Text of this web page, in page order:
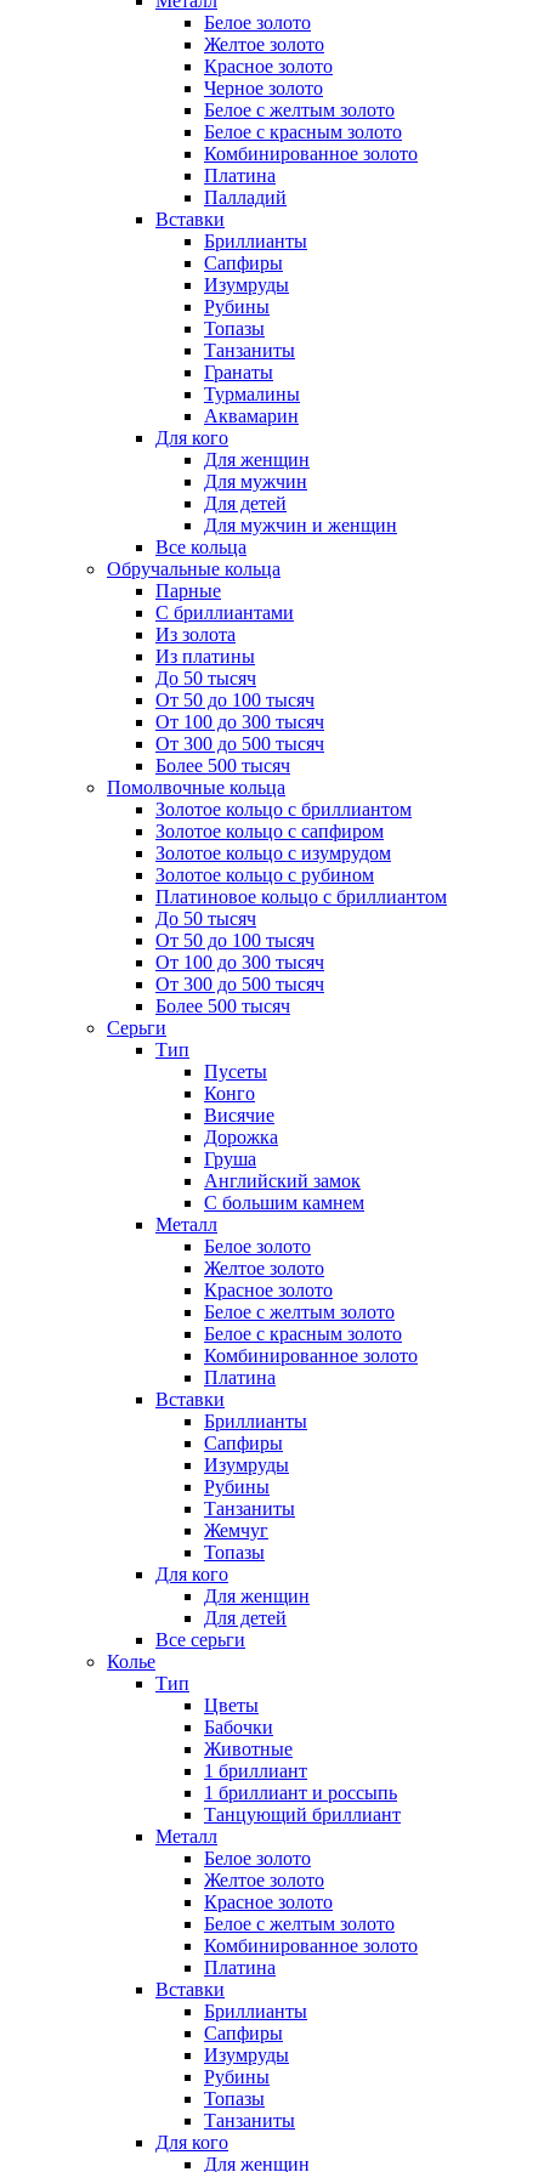
Белое золото
Желтое золото
Красное золото
Черное золото
Белое с желтым золото
Белое с красным золото
Комбинированное золото
Платина
Палладий
Вставки
Бриллианты
Сапфиры
Изумруды
Рубины
Топазы
Танзаниты
Гранаты
Турмалины
Аквамарин
Для кого
Для женщин
Для мужчин
Для детей
Для мужчин и женщин
Все кольца
Обручальные кольца
Парные
С бриллиантами
Из золота
Из платины
До 50 тысяч
От 50 до 100 тысяч
От 100 до 300 тысяч
От 300 до 500 тысяч
Более 500 тысяч
Помолвочные кольца
Золотое кольцо с бриллиантом
Золотое кольцо с сапфиром
Золотое кольцо с изумрудом
Золотое кольцо с рубином
Платиновое кольцо с бриллиантом
До 50 тысяч
От 50 до 100 тысяч
От 100 до 300 тысяч
От 300 до 500 тысяч
Более 500 тысяч
Серьги
Тип
Пусеты
Конго
Висячие
Дорожка
Груша
Английский замок
С большим камнем
Металл
Белое золото
Желтое золото
Красное золото
Белое с желтым золото
Белое с красным золото
Комбинированное золото
Платина
Вставки
Бриллианты
Сапфиры
Изумруды
Рубины
Танзаниты
Жемчуг
Топазы
Для кого
Для женщин
Для детей
Все серьги
Колье
Тип
Цветы
Бабочки
Животные
1 бриллиант
1 бриллиант и россыпь
Танцующий бриллиант
Металл
Белое золото
Желтое золото
Красное золото
Белое с желтым золото
Комбинированное золото
Платина
Вставки
Бриллианты
Сапфиры
Изумруды
Рубины
Топазы
Танзаниты
Для кого
Для женщин